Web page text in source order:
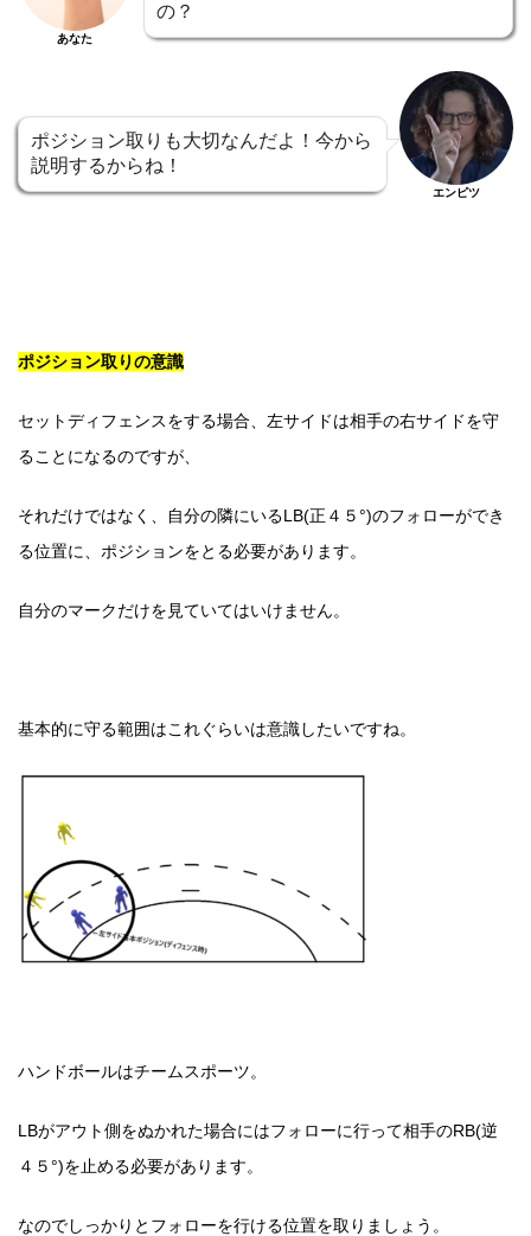
あなた
の？
ポジション取りも大切なんだよ！今から
説明するからね！
エンピツ
ポジション取りの意識
セットディフェンスをする場合、左サイドは相手の右サイドを守
ることになるのですが、
それだけではなく、自分の隣にいるLB(正４５°)のフォローができ
る位置に、ポジションをとる必要があります。
自分のマークだけを見ていてはいけません。
基本的に守る範囲はこれぐらいは意識したいですね。
ハンドボールはチームスポーツ。
LBがアウト側をぬかれた場合にはフォローに行って相手のRB(逆
４５°)を止める必要があります。
なのでしっかりとフォローを行ける位置を取りましょう。